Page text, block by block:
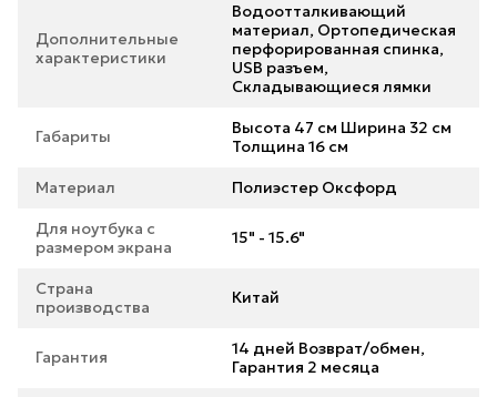
Дополнительные
характеристики
Водоотталкивающий
материал, Ортопедическая
перфорированная спинка,
USB разъем,
Складывающиеся лямки
Габариты
Высота 47 см Ширина 32 см
Толщина 16 см
Материал Полиэстер Оксфорд
Для ноутбука с
размером экрана
15" - 15.6"
Страна
производства
Китай
Гарантия
14 дней Возврат/обмен,
Гарантия 2 месяца